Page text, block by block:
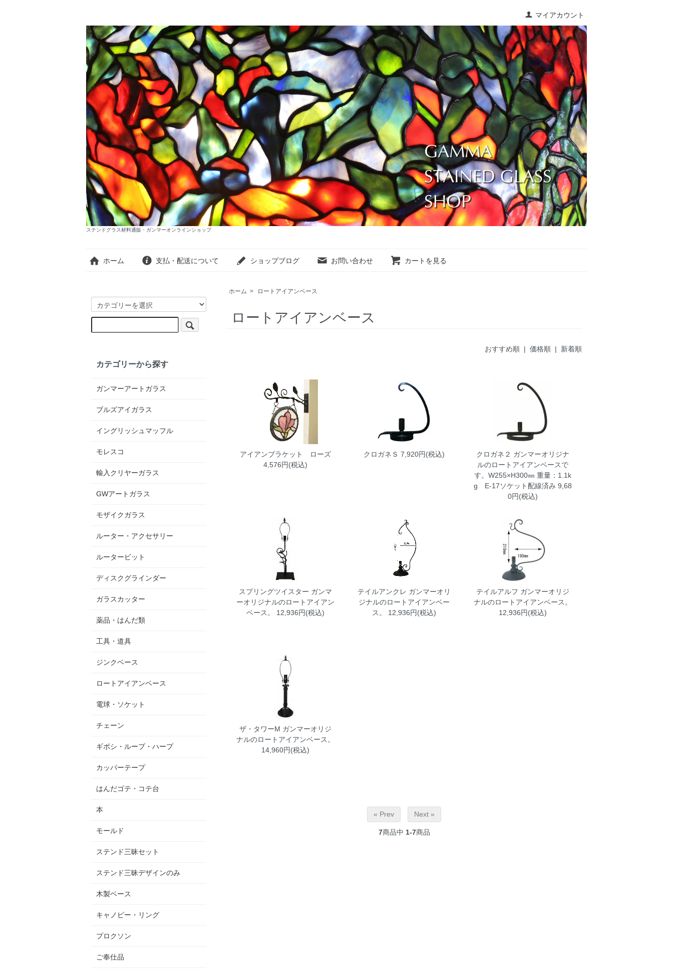
マイアカウント
ステンドグラス材料通販・ガンマーオンラインショップ
ホーム 支払・配送について ショップブログ お問い合わせ カートを見る
ホーム > ロートアイアンベース
ロートアイアンベース
おすすめ順 | 価格順 | 新着順
アイアンブラケット ローズ
4,576円(税込)
クロガネＳ 7,920円(税込) クロガネ２ ガンマーオリジナ
ルのロートアイアンベースで
す。W255×H300㎜ 重量：1.1k
g E-17ソケット配線済み 9,68
0円(税込)
スプリングツイスター ガンマ
ーオリジナルのロートアイアン
ベース。 12,936円(税込)
テイルアンクレ ガンマーオリ
ジナルのロートアイアンベー
ス。 12,936円(税込)
テイルアルフ ガンマーオリジ
ナルのロートアイアンベース。
12,936円(税込)
ザ・タワーM ガンマーオリジ
ナルのロートアイアンベース。
14,960円(税込)
« Prev Next »
7商品中 1-7商品
カテゴリーから探す
ガンマーアートガラス
ブルズアイガラス
イングリッシュマッフル
モレスコ
輸入クリヤーガラス
GWアートガラス
モザイクガラス
ルーター・アクセサリー
ルータービット
ディスクグラインダー
ガラスカッター
薬品・はんだ類
工具・道具
ジンクベース
ロートアイアンベース
電球・ソケット
チェーン
ギボシ・ループ・ハープ
カッパーテープ
はんだゴテ・コテ台
本
モールド
ステンド三昧セット
ステンド三昧デザインのみ
木製ベース
キャノピー・リング
プロクソン
ご奉仕品